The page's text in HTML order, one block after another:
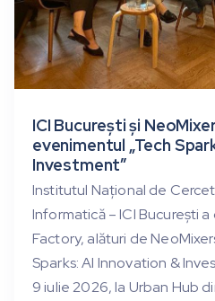
ICI București și
evenimentul „Tech
Investment”
Institutul Național de
Informatică – ICI București
Factory, alături de
Sparks: AI Innovation &
9 iulie 2026, la Urban Hub